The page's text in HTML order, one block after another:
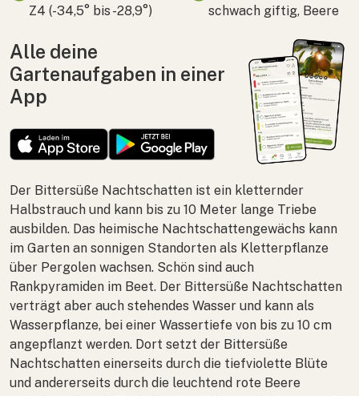
Z4 (-34,5° bis -28,9°)
schwach giftig, Beere
Alle deine
Gartenaufgaben in einer
App
Der Bittersüße Nachtschatten ist ein kletternder
Halbstrauch und kann bis zu 10 Meter lange Triebe
ausbilden. Das heimische Nachtschattengewächs kann
im Garten an sonnigen Standorten als Kletterpflanze
über Pergolen wachsen. Schön sind auch
Rankpyramiden im Beet. Der Bittersüße Nachtschatten
verträgt aber auch stehendes Wasser und kann als
Wasserpflanze, bei einer Wassertiefe von bis zu 10 cm
angepflanzt werden. Dort setzt der Bittersüße
Nachtschatten einerseits durch die tiefviolette Blüte
und andererseits durch die leuchtend rote Beere